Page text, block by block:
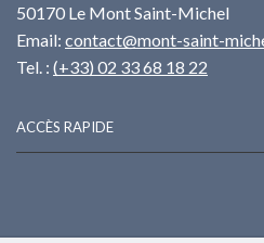
50170 Le Mont Saint-Michel
Email: contact@mont-saint-
Tel. : (+33) 02 33 68 18 22
ACCÈS RAPIDE